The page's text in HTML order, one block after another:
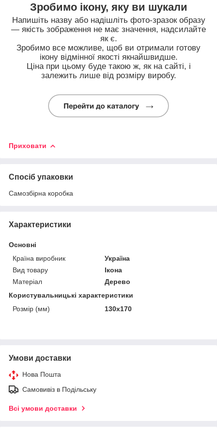
Зробимо ікону, яку ви шукали
Напишіть назву або надішліть фото-зразок образу
— якість зображення не має значення, надсилайте
як є.
Зробимо все можливе, щоб ви отримали готову
ікону відмінної якості якнайшвидше.
Ціна при цьому буде такою ж, як на сайті, і
залежить лише від розміру виробу.
Приховати
Спосіб упаковки
Самозбірна коробка
Характеристики
Основні
Країна виробник
Україна
Вид товару
Ікона
Матеріал
Дерево
Користувальницькі характеристики
Розмір (мм)
130х170
Умови доставки
Нова Пошта
Самовивіз в Подільську
Всі умови доставки